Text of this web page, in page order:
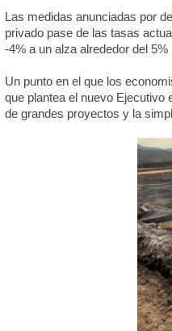
Las medidas anunciadas por
privado pase de las tasas
-4% a un alza alrededor del 5%
Un punto en el que los
que plantea el nuevo Ejecutivo
de grandes proyectos y la